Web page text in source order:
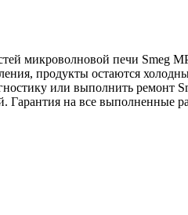
микроволновой печи Smeg
продукты остаются
или выполнить ремонт
Гарантия на все выполненные